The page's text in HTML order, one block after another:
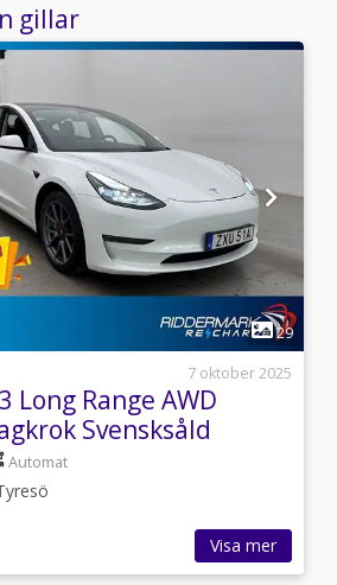
justerbar
farthållare,Lane
och
C,Övrig
gillar
29
7 oktober 2025
Long Range AWD
Svensksåld
Automat
Visa mer